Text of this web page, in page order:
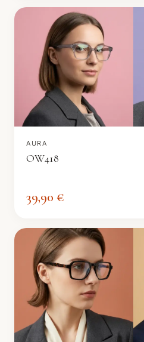
AURA
OW418
39,90 €